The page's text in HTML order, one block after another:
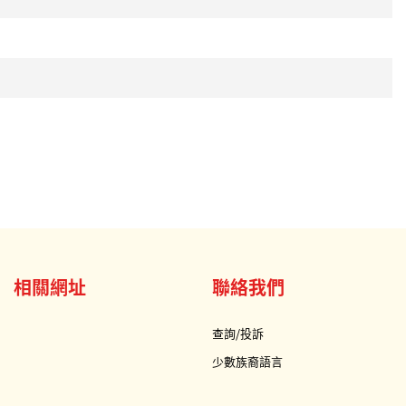
相關網址 聯絡我們
查詢/投訴
少數族裔語言